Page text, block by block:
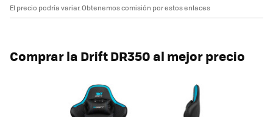
El precio podría variar. Obtenemos comisión por estos enlaces
Comprar la Drift DR350 al mejor precio